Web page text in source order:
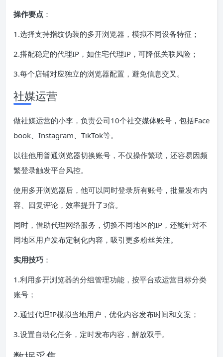
操作要点 ：
1.选择支持指纹伪装的多开浏览器，模拟不同设备特征；
2.搭配稳定的代理IP，如住宅代理IP，可降低关联风险；
3.每个店铺对应独立的浏览器配置，避免信息交叉。
社媒运营
做社媒运营的小李，负责公司10个社交媒体账号，包括Face
book、Instagram、TikTok等。
以往他用普通浏览器切换账号，不仅操作繁琐，还容易因频
繁登录触发平台风控。
使用多开浏览器后，他可以同时登录所有账号，批量发布内
容、回复评论，效率提升了3倍。
同时，借助代理网络服务，切换不同地区的IP，还能针对不
同地区用户发布定制化内容，吸引更多粉丝关注。
实用技巧 ：
1.利用多开浏览器的分组管理功能，按平台或运营目标分类
账号；
2.通过代理IP模拟当地用户，优化内容发布时间和文案；
3.设置自动化任务，定时发布内容，解放双手。